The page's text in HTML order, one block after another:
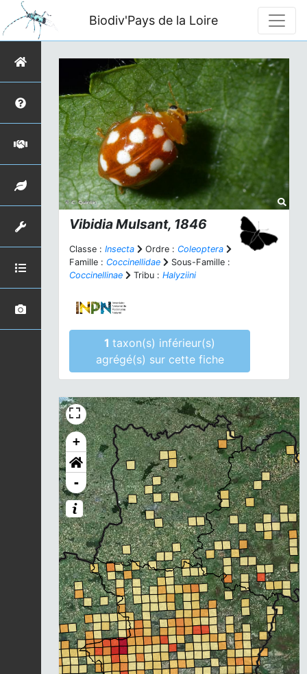
Biodiv'Pays de la Loire
VibidiaMulsant, 1846
Classe : Insecta Ordre : Coleoptera
Famille : Coccinellidae
Sous-Famille :
Coccinellinae
Tribu : Halyziini
1taxon(s) inférieur(s)
agrégé(s) sur cette fiche
+
-